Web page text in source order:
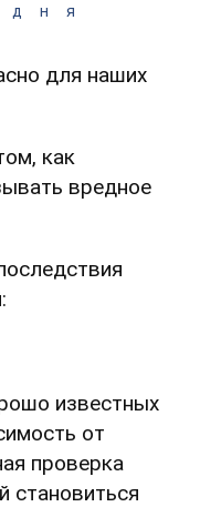
дня
для наших
как
вредное
известных
от
проверка
становиться